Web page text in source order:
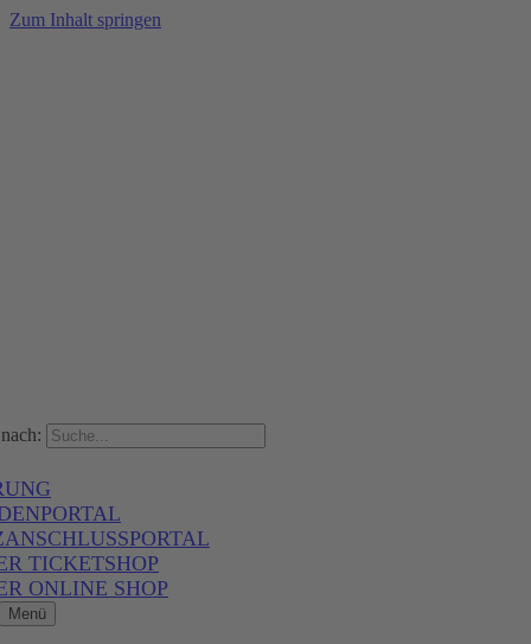
Zum Inhalt springen
TICKETSHOP
ONLINE SHOP
Menü